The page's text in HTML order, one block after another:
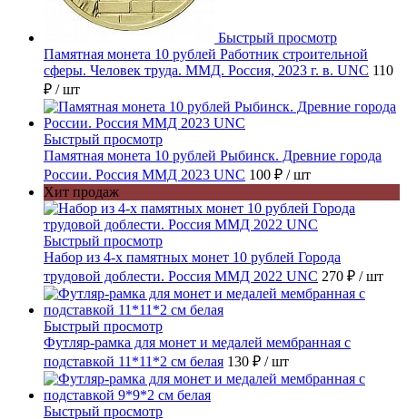
Быстрый просмотр
Памятная монета 10 рублей Работник строительной
сферы. Человек труда. ММД. Россия, 2023 г. в. UNC 110
₽ / шт
Быстрый просмотр
Памятная монета 10 рублей Рыбинск. Древние города
России. Россия ММД 2023 UNC 100 ₽ / шт
Хит продаж
Быстрый просмотр
Набор из 4-х памятных монет 10 рублей Города
трудовой доблести. Россия ММД 2022 UNC 270 ₽ / шт
Быстрый просмотр
Футляр-рамка для монет и медалей мембранная с
подставкой 11*11*2 см белая 130 ₽ / шт
Быстрый просмотр